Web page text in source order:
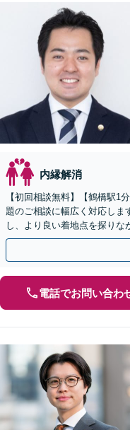
内縁解消
【初回相談無料】【鶴橋駅1
題のご相談に幅広く対応しま
し、より良い着地点を探りな
目指し粘り強く交渉します【
電話でお問い合わ